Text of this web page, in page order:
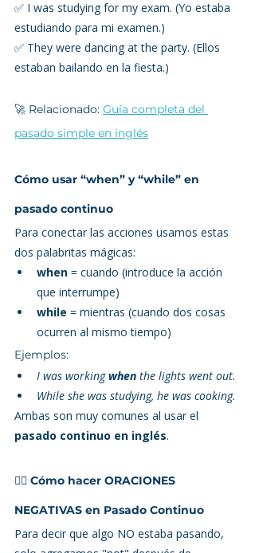
✅ I was studying for my exam. (Yo estaba
estudiando para mi examen.)
✅ They were dancing at the party. (Ellos
estaban bailando en la fiesta.)
🚀 Relacionado: Guía completa del
pasado simple en inglés
Cómo usar “when” y “while” en
pasado continuo
Para conectar las acciones usamos estas
dos palabritas mágicas:
when = cuando (introduce la acción
que interrumpe)
while = mientras (cuando dos cosas
ocurren al mismo tiempo)
Ejemplos:
I was working when the lights went out.
While she was studying, he was cooking.
Ambas son muy comunes al usar el
pasado continuo en inglés.
🙅‍♂️ Cómo hacer ORACIONES
NEGATIVAS en Pasado Continuo
Para decir que algo NO estaba pasando,